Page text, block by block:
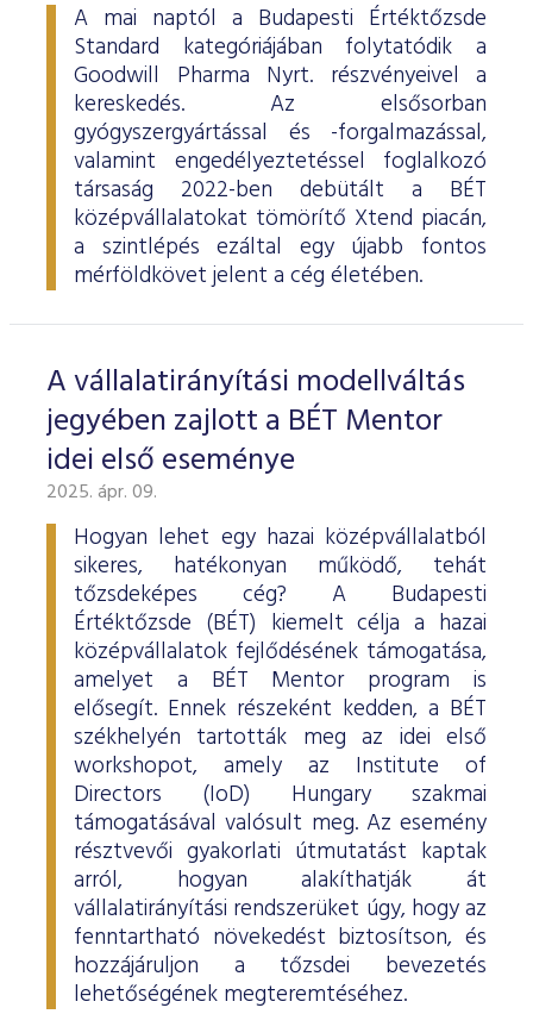
A mai naptól a Budapesti Értéktőzsde
Standard kategóriájában folytatódik a
Goodwill Pharma Nyrt. részvényeivel a
kereskedés. Az elsősorban
gyógyszergyártással és -forgalmazással,
valamint engedélyeztetéssel foglalkozó
társaság 2022-ben debütált a BÉT
középvállalatokat tömörítő Xtend piacán,
a szintlépés ezáltal egy újabb fontos
mérföldkövet jelent a cég életében.
A vállalatirányítási modellváltás
jegyében zajlott a BÉT Mentor
idei első eseménye
2025. ápr. 09.
Hogyan lehet egy hazai középvállalatból
sikeres, hatékonyan működő, tehát
tőzsdeképes cég? A Budapesti
Értéktőzsde (BÉT) kiemelt célja a hazai
középvállalatok fejlődésének támogatása,
amelyet a BÉT Mentor program is
elősegít. Ennek részeként kedden, a BÉT
székhelyén tartották meg az idei első
workshopot, amely az Institute of
Directors (IoD) Hungary szakmai
támogatásával valósult meg. Az esemény
résztvevői gyakorlati útmutatást kaptak
arról, hogyan alakíthatják át
vállalatirányítási rendszerüket úgy, hogy az
fenntartható növekedést biztosítson, és
hozzájáruljon a tőzsdei bevezetés
lehetőségének megteremtéséhez.